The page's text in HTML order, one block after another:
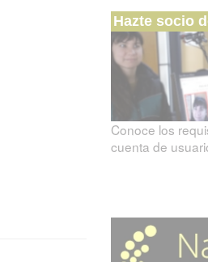
Hazte socio
Conoce los
cuenta de